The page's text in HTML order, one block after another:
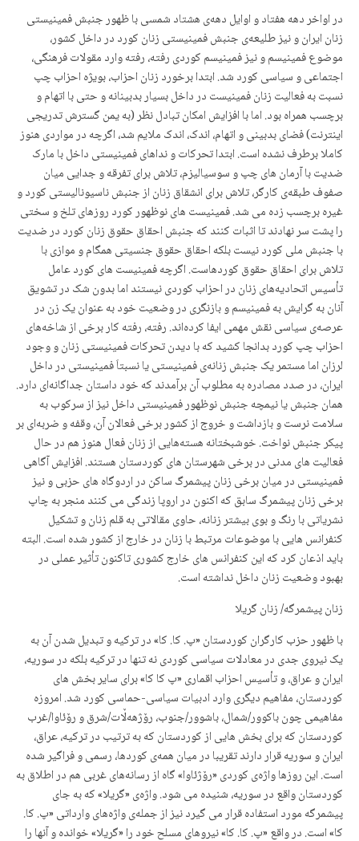
در اواخر دهە هفتاد و اوایل دهەی هشتاد شمسی با ظهور جنبش فمینیستی
زنان ایران و نیز طلیعەی جنبش فمینیستی زنان کورد در داخل کشور،
موضوع فمینیسم و نیز فمینیسم کوردی رفتە، رفتە وارد مقولات فرهنگی،
اجتماعی و سیاسی کورد شد. ابتدا برخورد زنان احزاب، بویژە احزاب چپ
نسبت بە فعالیت زنان فمینیست در داخل بسیار بدبینانە و حتی با اتهام و
برچسب همراه بود. اما با افزایش امکان تبادل نظر (بە یمن گسترش تدریجی
اینترنت) فضای بدبینی و اتهام، اندک، اندک ملایم شد، اگرچە در مواردی هنوز
کاملا برطرف نشدە است. ابتدا تحرکات و نداهای فمینیستی داخل با مارک
ضدیت با آرمان های چپ و سوسیالیزم، تلاش برای تفرقه و جدایی میان
صفوف طبقەی کارگر، تلاش برای انشقاق زنان از جنبش ناسیونالیستی کورد و
غیرە برچسب زدە می شد. فمینیست های نوظهور کورد روزهای تلخ و سختی
را پشت سر نهادند تا اثبات کنند کە جنبش احقاق حقوق زنان کورد در ضدیت
با جنبش ملی کورد نیست بلکە احقاق حقوق جنسیتی همگام و موازی با
تلاش برای احقاق حقوق کوردهاست. اگرچە فمینیست های کورد عامل
تأسیس اتحادیەهای زنان در احزاب کوردی نیستند اما بدون شک در تشویق
آنان بە گرایش بە فمینیسم و بازنگری در وضعیت خود به عنوان یک زن در
عرصەی سیاسی نقش مهمی ایفا کردەاند. رفتە، رفتە کار برخی از شاخەهای
احزاب چپ کورد بدانجا کشید کە با دیدن تحرکات فمینیستی زنان و وجود
لرزان اما مستمر یک جنبش زنانەی فمینیستی یا نسبتاَ فمینیستی در داخل
ایران، در صدد مصادرە بە مطلوب آن برآمدند کە خود داستان جداگانەای دارد.
همان جنبش یا نیمچە جنبش نوظهور فمینیستی داخل نیز از سرکوب بە
سلامت نرست و بازداشت و خروج از کشور برخی فعالان آن، وقفە و ضربەای بر
پیکر جنبش نواخت. خوشبختانە هستەهایی از زنان فعال هنوز هم در حال
فعالیت های مدنی در برخی شهرستان های کوردستان هستند. افزایش آگاهی
فمینیستی در میان برخی زنان پیشمرگ ساکن در اردوگاه های حزبی و نیز
برخی زنان پیشمرگ سابق کە اکنون در اروپا زندگی می کنند منجر بە چاپ
نشریاتی با رنگ و بوی بیشتر زنانە، حاوی مقالاتی بە قلم زنان و تشکیل
کنفرانس هایی با موضوعات مرتبط با زنان در خارج از کشور شدە است. البتە
باید اذعان کرد کە این کنفرانس های خارج کشوری تاکنون تأثیر عملی در
بهبود وضعیت زنان داخل نداشتە است.
زنان پیشمرگە/ زنان گریلا
با ظهور حزب کارگران کوردستان «پ. کا. کا» در ترکیە و تبدیل شدن آن بە
یک نیروی جدی در معادلات سیاسی کوردی نە تنها در ترکیە بلکە در سوریە،
ایران و عراق، و تأسیس احزاب اقماری «پ کا کا» برای سایر بخش های
کوردستان، مفاهیم دیگری وارد ادبیات سیاسی-حماسی کورد شد. امروزە
مفاهیمی چون باکوور/شمال، باشوور/جنوب، رۆژهەڵات/شرق و رۆئاوا/غرب
کوردستان کە برای بخش هایی از کوردستان کە بە ترتیب در ترکیە، عراق،
ایران و سوریە قرار دارند تقریبا در میان همەی کوردها، رسمی و فراگیر شدە
است. این روزها واژەی کوردی «رۆژئاوا» گاه از رسانەهای غربی هم در اطلاق بە
کوردستان واقع در سوریە، شنیدە می شود. واژەی «گریلا» کە به جای
پیشمرگە مورد استفادە قرار می گیرد نیز از جملەی واژەهای وارداتی «پ. کا.
کا» است. در واقع «پ. کا. کا» نیروهای مسلح خود را «گریلا» خواندە و آنها را